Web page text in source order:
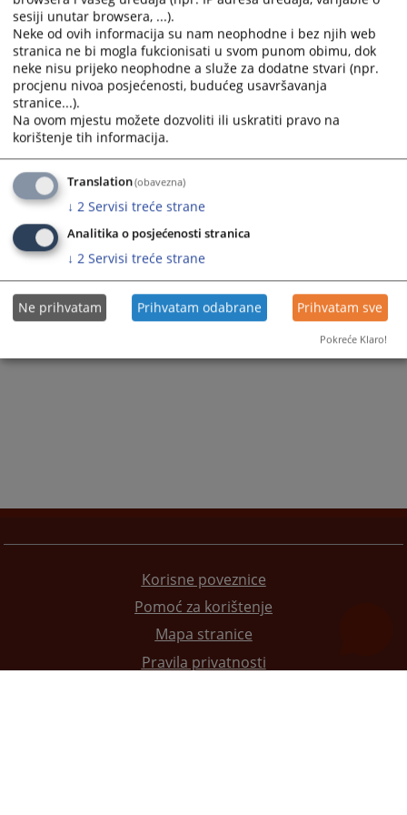
Korisne poveznice
Pomoć za korištenje
Mapa stranice
Pravila privatnosti
sesiji unutar browsera, ...).
Neke od ovih informacija su nam neophodne i bez njih web
stranica ne bi mogla fukcionisati u svom punom obimu, dok
neke nisu prijeko neophodne a služe za dodatne stvari (npr.
procjenu nivoa posjećenosti, budućeg usavršavanja
stranice...).
Na ovom mjestu možete dozvoliti ili uskratiti pravo na
korištenje tih informacija.
Translation(obavezna)
↓ 2 Servisi treće strane
Analitika o posjećenosti stranica
↓ 2 Servisi treće strane
Ne prihvatam Prihvatam odabrane Prihvatam sve
Pokreće Klaro!